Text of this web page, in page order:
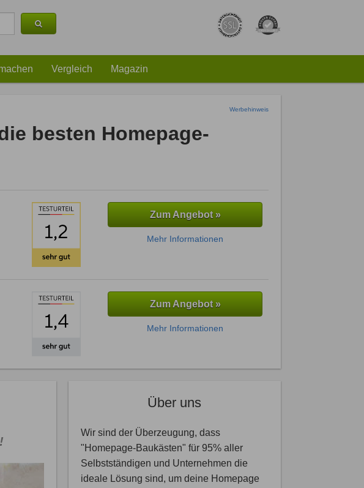
Vergleich Magazin
Werbehinweis
besten Homepage-
Zum Angebot »
Mehr Informationen
Zum Angebot »
Mehr Informationen
Über uns
Wir sind der Überzeugung, dass
"Homepage-Baukästen" für 95% aller
Selbstständigen und Unternehmen die
ideale Lösung sind, um deine Homepage